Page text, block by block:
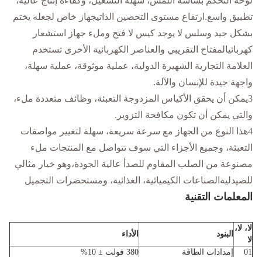
تطبيق واسع.ارتفاع مستوى التحصين الذاتيجهاز خاص لجعله يختم
بشكل جيد وسلس لا يوجد كيس لا فتح وملء جهاز استشعار
كهربائيالمفتاح التقريبي والعناصر الكهربائية الأخرى تستخدم
العلامة التجارية الشهيرة الدولية، عملية موثوقة، عملية سهلة،
واجهة جيدة للإنسان والآلة.
3يمكن أن يحقق الأكياس المزدوجة التعبئة، وظائف متعددة ملء،
والتي يمكن أن تكون مكافحة التزوير.
4هذا النوع من الجهاز مع سرعة سريعة، سهلة لتغيير مواصفات
التعبئة، وجميع الأجزاء التي سوف تتواصل مع المنتجات ملء
مصنوعة من الصلب المقاوم للصدأ عالية الجودة،وهو خيار مثالي
للصيدليةالصناعات الكيميائية، الغذائية، ومستحضرات التجميل
المعلمات التقنية
لا، لا،
لا
البنود الأداء
01 إمدادات الطاقة
380 فولت ± 10%